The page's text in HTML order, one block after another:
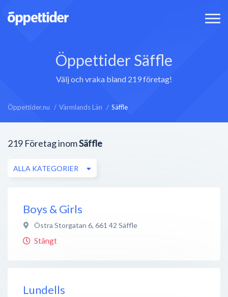
Öppettider Säffle
Välj och vraka bland 219 företag!
Öppettider.nu Värmlands Län Säffle
219 Företag inomSäffle
ALLA KATEGORIER
Boys & Girls
Östra Storgatan 6, 661 42 Säffle
Stängt
Lundells